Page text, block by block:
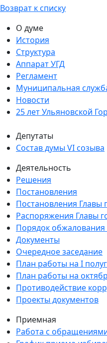
Возврат к списку
О думе
История
Структура
Аппарат УГД
Регламент
Муниципальная
Новости
25 лет Ульяновской
Депутаты
Состав думы VI созыва
Деятельность
Решения
Постановления
Постановления Главы
Распоряжения Главы
Порядок
Документы
Очередное заседание
План работы на I
План работы на
Противодействие
Проекты документов
Приемная
Работа с